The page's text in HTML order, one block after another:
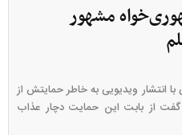
مشهور
انتشار ویدیویی به خاطر حمایتش از
گفت از بابت این حمایت دچار عذاب